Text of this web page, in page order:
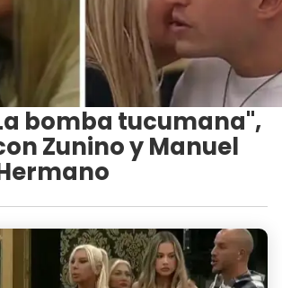
bomba tucumana",
Zunino y Manuel